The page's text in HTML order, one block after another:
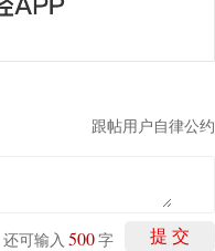
跟帖用户自律公约
提 交
还可输入 500 字